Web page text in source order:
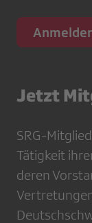
Jetzt
SRG-
Tätigkeit
deren